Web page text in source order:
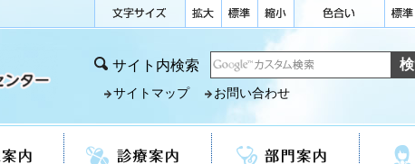
サイト内検索
サイトマップ お問い合わせ